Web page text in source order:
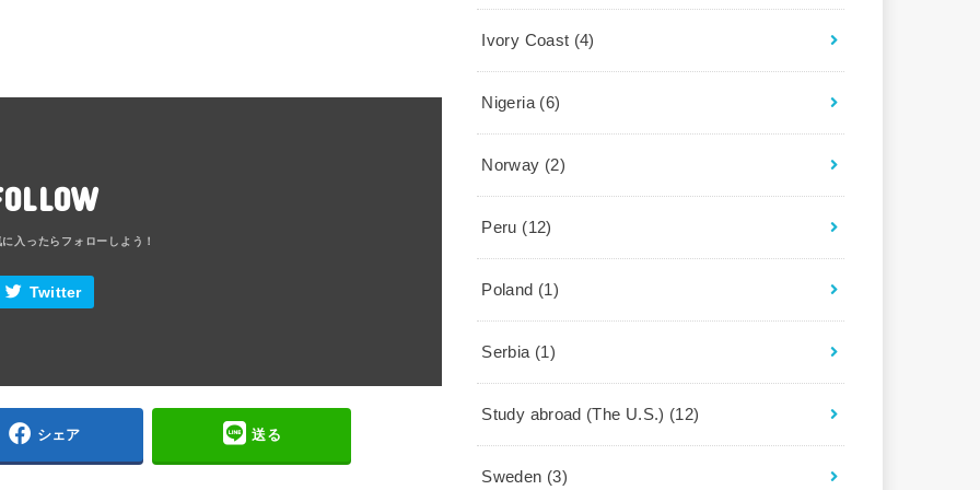
Twitter
シェア 送る
Ivory Coast (4)
Nigeria (6)
Norway (2)
Peru (12)
Poland (1)
Serbia (1)
Study abroad (The U.S.) (12)
Sweden (3)